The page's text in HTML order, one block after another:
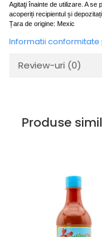
Agitaţi înainte de utilizare. A
acoperiți recipientul și
Țara de origine: Mexic
Informatii conformitate
Review-uri (0)
Produse